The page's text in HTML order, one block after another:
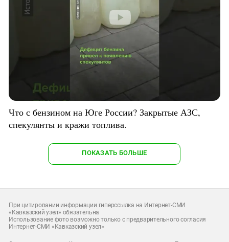
Что с бензином на Юге России? Закрытые АЗС,
спекулянты и кражи топлива.
ПОКАЗАТЬ БОЛЬШЕ
При цитировании информации гиперссылка на Интернет-СМИ
«Кавказский узел» обязательна
Использование фото возможно только с предварительного согласия
Интернет-СМИ «Кавказский узел»